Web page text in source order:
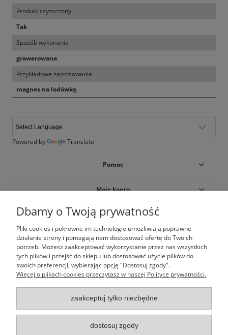
Produkt czyszczony
Tak
Sposób wykonania
grawerowana
Przykładowe zastosowanie
magnes na lodówkę
Powered by Translate
Pomoc
Moje konto
Płatności i dostawa
Informacje
O nas
| Łepkowskiego 8/57 | 31-423 Kraków | 500 777 374
|sklep@happybrand.pl
Dbamy o Twoją prywatność
Pliki cookies i pokrewne im technologie umożliwiają poprawne
działanie strony i pomagają nam dostosować ofertę do Twoich
potrzeb. Możesz zaakceptować wykorzystanie przez nas wszystkich
tych plików i przejść do sklepu lub dostosować użycie plików do
swoich preferencji, wybierając opcję "Dostosuj zgody".
Więcej o plikach cookies przeczytasz w naszej Polityce prywatności.
zaakceptuj tylko niezbędne
dostosuj zgody